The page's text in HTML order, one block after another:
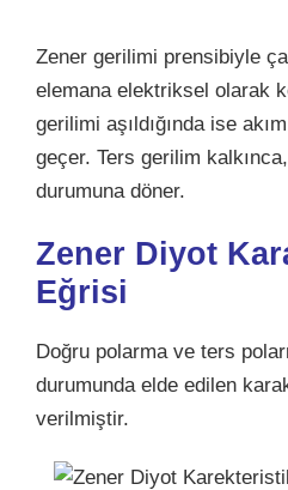
Zener gerilimi prensibiyle
elemana elektriksel olarak
gerilimi aşıldığında ise
geçer. Ters gerilim
durumuna döner.
Zener Diyot
Eğrisi
Doğru polarma ve ters
durumunda elde edilen
verilmiştir.